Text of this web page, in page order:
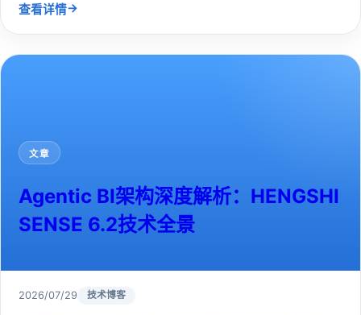
查看详情→
文章
Agentic BI架构深度解析：HENGSHI
SENSE 6.2技术全景
2026/07/29 技术博客